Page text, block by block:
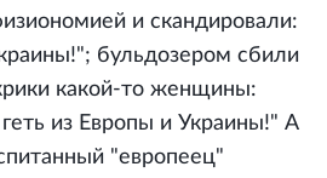
и скандировали:
бульдозером сбили
какой-то женщины:
из Европы и Украины!" А
"европеец"